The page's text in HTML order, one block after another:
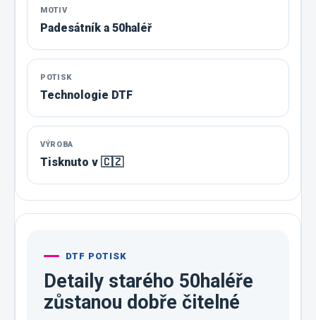
MOTIV
Padesátník a 50haléř
POTISK
Technologie DTF
VÝROBA
Tisknuto v 🇨🇿
DTF POTISK
Detaily starého 50haléře
zůstanou dobře čitelné